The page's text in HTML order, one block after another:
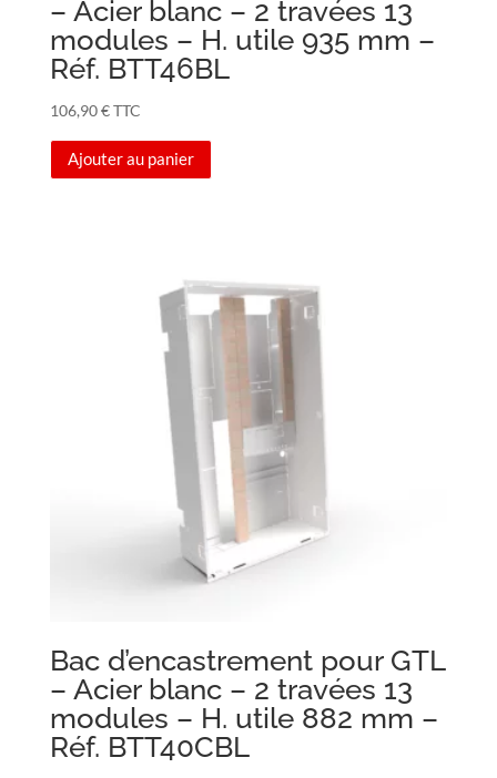
– Acier blanc – 2 travées 13
modules – H. utile 935 mm –
Réf. BTT46BL
106,90€TTC
Ajouter au panier
Bac d’encastrement pour GTL
– Acier blanc – 2 travées 13
modules – H. utile 882 mm –
Réf. BTT40CBL